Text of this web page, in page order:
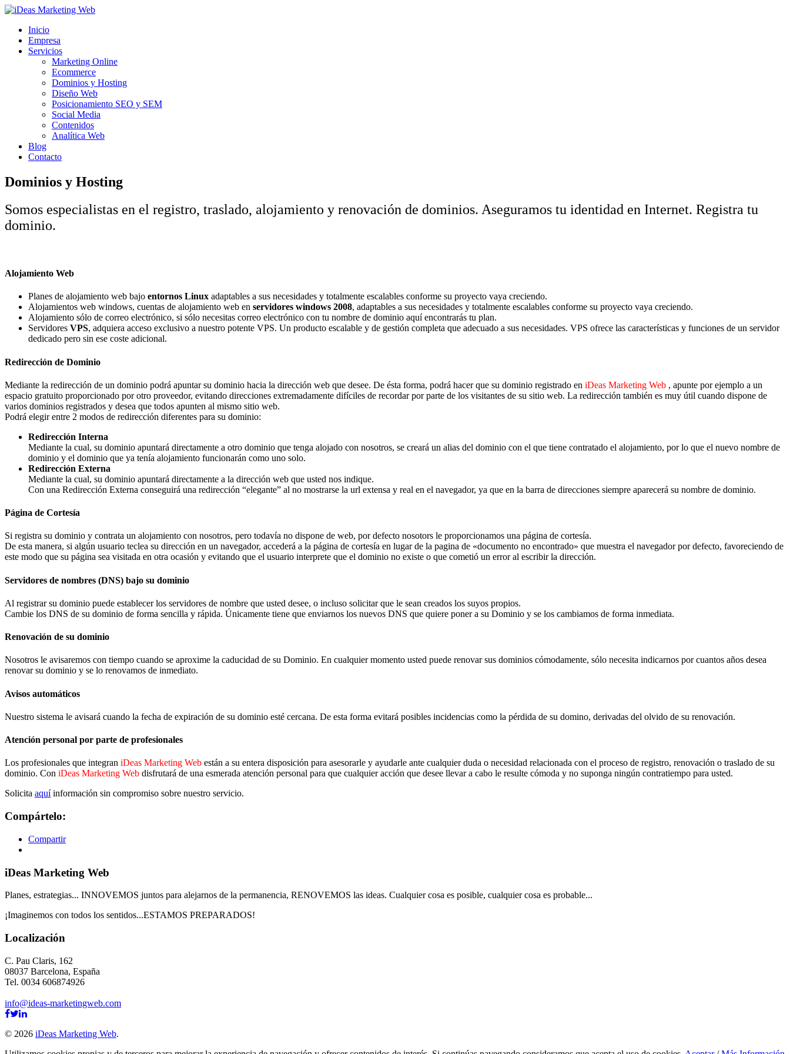
Inicio
Empresa
Servicios
Marketing Online
Ecommerce
Dominios y Hosting
Diseño Web
Posicionamiento SEO y SEM
Social Media
Contenidos
Analítica Web
Blog
Contacto
Dominios y Hosting
Somos especialistas en el registro, traslado, alojamiento y renovación de dominios. Aseguramos tu identidad en Internet. Registra tu
dominio.
Alojamiento Web
Planes de alojamiento web bajo entornos Linux adaptables a sus necesidades y totalmente escalables conforme su proyecto vaya creciendo.
Alojamientos web windows, cuentas de alojamiento web en servidores windows 2008, adaptables a sus necesidades y totalmente escalables conforme su proyecto vaya creciendo.
Alojamiento sólo de correo electrónico, si sólo necesitas correo electrónico con tu nombre de dominio aquí encontrarás tu plan.
Servidores VPS, adquiera acceso exclusivo a nuestro potente VPS. Un producto escalable y de gestión completa que adecuado a sus necesidades. VPS ofrece las características y funciones de un servidor
dedicado pero sin ese coste adicional.
Redirección de Dominio
Mediante la redirección de un dominio podrá apuntar su dominio hacia la dirección web que desee. De ésta forma, podrá hacer que su dominio registrado en iDeas Marketing Web , apunte por ejemplo a un
espacio gratuito proporcionado por otro proveedor, evitando direcciones extremadamente difíciles de recordar por parte de los visitantes de su sitio web. La redirección también es muy útil cuando dispone de
varios dominios registrados y desea que todos apunten al mismo sitio web.
Podrá elegir entre 2 modos de redirección diferentes para su dominio:
Redirección Interna
Mediante la cual, su dominio apuntará directamente a otro dominio que tenga alojado con nosotros, se creará un alias del dominio con el que tiene contratado el alojamiento, por lo que el nuevo nombre de
dominio y el dominio que ya tenía alojamiento funcionarán como uno solo.
Redirección Externa
Mediante la cual, su dominio apuntará directamente a la dirección web que usted nos indique.
Con una Redirección Externa conseguirá una redirección “elegante” al no mostrarse la url extensa y real en el navegador, ya que en la barra de direcciones siempre aparecerá su nombre de dominio.
Página de Cortesía
Si registra su dominio y contrata un alojamiento con nosotros, pero todavía no dispone de web, por defecto nosotors le proporcionamos una página de cortesía.
De esta manera, si algún usuario teclea su dirección en un navegador, accederá a la página de cortesía en lugar de la pagina de «documento no encontrado» que muestra el navegador por defecto, favoreciendo de
este modo que su página sea visitada en otra ocasión y evitando que el usuario interprete que el dominio no existe o que cometió un error al escribir la dirección.
Servidores de nombres (DNS) bajo su dominio
Al registrar su dominio puede establecer los servidores de nombre que usted desee, o incluso solicitar que le sean creados los suyos propios.
Cambie los DNS de su dominio de forma sencilla y rápida. Únicamente tiene que enviarnos los nuevos DNS que quiere poner a su Dominio y se los cambiamos de forma inmediata.
Renovación de su dominio
Nosotros le avisaremos con tiempo cuando se aproxime la caducidad de su Dominio. En cualquier momento usted puede renovar sus dominios cómodamente, sólo necesita indicarnos por cuantos años desea
renovar su dominio y se lo renovamos de inmediato.
Avisos automáticos
Nuestro sistema le avisará cuando la fecha de expiración de su dominio esté cercana. De esta forma evitará posibles incidencias como la pérdida de su domino, derivadas del olvido de su renovación.
Atención personal por parte de profesionales
Los profesionales que integran iDeas Marketing Web están a su entera disposición para asesorarle y ayudarle ante cualquier duda o necesidad relacionada con el proceso de registro, renovación o traslado de su
dominio. Con iDeas Marketing Web disfrutará de una esmerada atención personal para que cualquier acción que desee llevar a cabo le resulte cómoda y no suponga ningún contratiempo para usted.
Solicita aquíinformación sin compromiso sobre nuestro servicio.
Compártelo:
Compartir
iDeas Marketing Web
Planes, estrategias... INNOVEMOS juntos para alejarnos de la permanencia, RENOVEMOS las ideas. Cualquier cosa es posible, cualquier cosa es probable...
¡Imaginemos con todos los sentidos...ESTAMOS PREPARADOS!
Localización
C. Pau Claris, 162
08037 Barcelona, España
Tel. 0034 606874926
info@ideas-marketingweb.com
© 2026 iDeas Marketing Web.